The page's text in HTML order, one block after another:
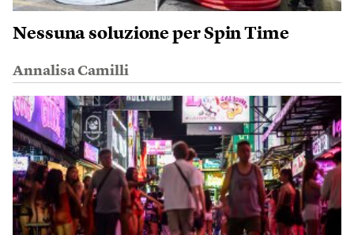
Nessuna soluzione per Spin Time
Annalisa Camilli